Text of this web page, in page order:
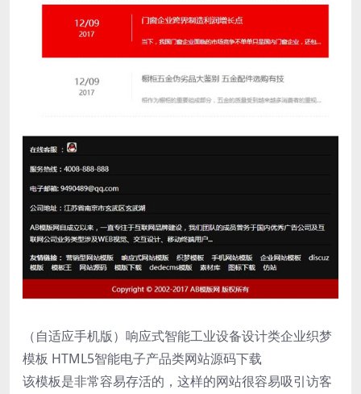
（自适应手机版）响应式智能工业设备设计类企业织梦
模板 HTML5智能电子产品类网站源码下载
该模板是非常容易存活的，这样的网站很容易吸引访客